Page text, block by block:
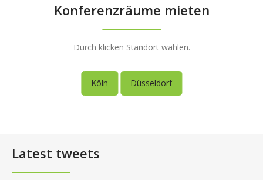
Konferenzräume mieten
Durch klicken Standort wählen.
Köln Düsseldorf
Latest tweets